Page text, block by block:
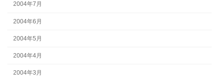
2004年7月
2004年6月
2004年5月
2004年4月
2004年3月